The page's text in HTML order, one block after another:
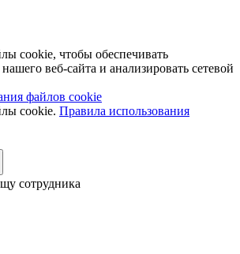
cookie, чтобы обеспечивать
веб-сайта и анализировать сетевой
файлов cookie
cookie. Правила использования
сотрудника